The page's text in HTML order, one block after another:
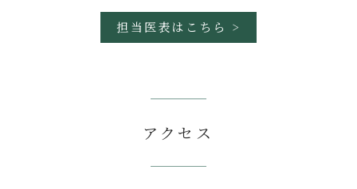
担当医表はこちら >
アクセス